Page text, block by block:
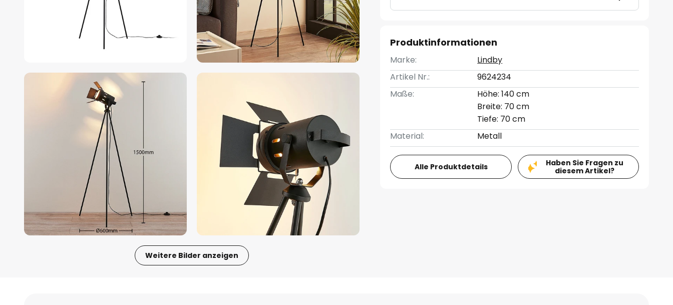
Weitere Bilder anzeigen
Produktinformationen
Marke:
Lindby
Artikel Nr.:
9624234
Maße:
Höhe: 140 cm
Breite: 70 cm
Tiefe: 70 cm
Material:
Metall
Alle Produktdetails
Haben Sie Fragen zu
diesem Artikel?